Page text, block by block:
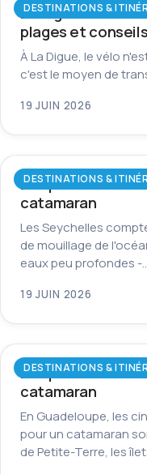
DESTINATIONS &
La Digue à vélo
plages et
À La Digue, le vélo
c'est le moyen de
19 JUIN 2026
DESTINATIONS &
Les plus beaux
catamaran
Les Seychelles
de mouillage de
eaux peu profondes -
19 JUIN 2026
DESTINATIONS &
Les plus beaux
catamaran
En Guadeloupe, les
pour un catamaran
de Petite-Terre, les